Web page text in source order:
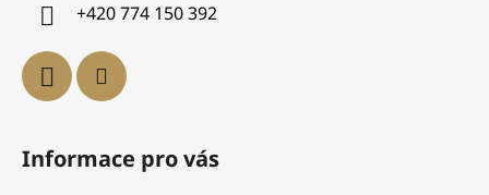
+420 774 150 392
Informace pro vás